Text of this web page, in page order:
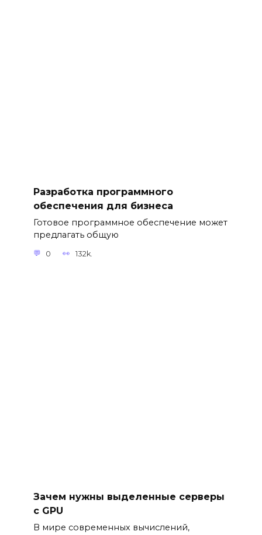
Разработка программного
обеспечения для бизнеса
Готовое программное обеспечение может
предлагать общую
0 132k.
Зачем нужны выделенные серверы
с GPU
В мире современных вычислений,